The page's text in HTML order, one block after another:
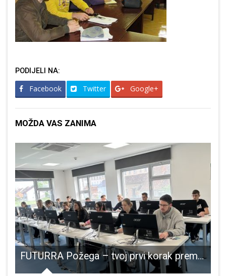
PODIJELI NA:
Facebook Twitter Google+
MOŽDA VAS ZANIMA
FUTURRA Požega – tvoj prvi korak prema kreativnoj karijeri u turizmu i ruralnom razvoju